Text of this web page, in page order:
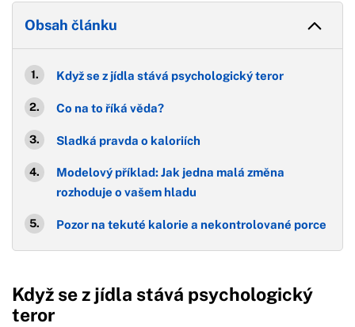
Obsah článku
Když se z jídla stává psychologický teror
Co na to říká věda?
Sladká pravda o kaloriích
Modelový příklad: Jak jedna malá změna
rozhoduje o vašem hladu
Pozor na tekuté kalorie a nekontrolované porce
Když se z jídla stává psychologický
teror